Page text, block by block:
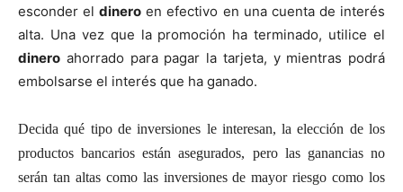
esconder eldinero en efectivo en una cuenta de interés
alta. Una vez que la promoción ha terminado, utilice el
dinero ahorrado para pagar la tarjeta, y mientras podrá
embolsarse el interés que ha ganado.
Decida qué tipo de inversiones le interesan, la elección de los
productos bancarios están asegurados, pero las ganancias no
serán tan altas como las inversiones de mayor riesgo como los